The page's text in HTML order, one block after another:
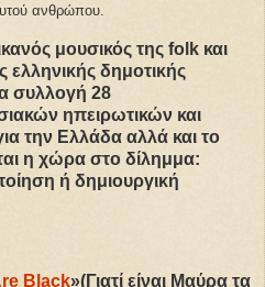
ανθρώπου.
μουσικός της folk και
δημοτικής
συλλογή 28
ηπειρωτικών και
την Ελλάδα αλλά και το
η χώρα στο δίλημμα:
ή δημιουργική
Black»(Γιατί είναι Μαύρα τα